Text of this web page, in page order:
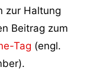
zur Haltung
Beitrag zum
Tag (engl.